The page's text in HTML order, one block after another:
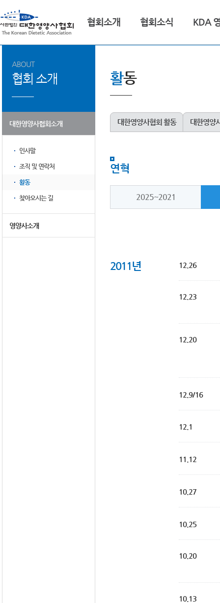
협회소개 협회소식 KDA
ABOUT
협회 소개
대한영양사협회소개
인사말
조직 및 연락처
활동
찾아오시는 길
영양사소개
활동
대한영양사협회 활동 대한영양
연혁
2025~2021
2011년 12.26
12.23
12.20
12.9/16
12.1
11.12
10.27
10.25
10.20
10.13